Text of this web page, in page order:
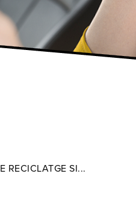
RECICLATGE SI...